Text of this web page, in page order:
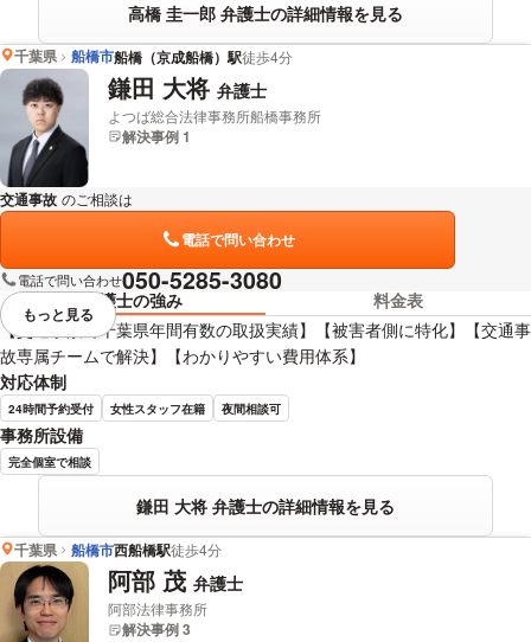
高橋 圭一郎 弁護士の詳細情報を見る
千葉県 船橋市船橋（京成船橋）駅徒歩4分
鎌田 大将 弁護士
よつば総合法律事務所船橋事務所
解決事例 1
交通事故 のご相談は
電話で問い合わせ
電話で問い合わせ050-5285-3080
弁護士の強み
料金表
【交通事故で千葉県年間有数の取扱実績】【被害者側に特化】【交通事
故専属チームで解決】【わかりやすい費用体系】
対応体制
24時間予約受付 女性スタッフ在籍 夜間相談可
事務所設備
完全個室で相談
鎌田 大将 弁護士の詳細情報を見る
視覚的に省略されている要素を
もっと見る
千葉県 船橋市西船橋駅徒歩4分
阿部 茂 弁護士
阿部法律事務所
解決事例 3